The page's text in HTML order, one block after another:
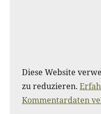
Diese Website
zu reduzieren.
Kommentardaten